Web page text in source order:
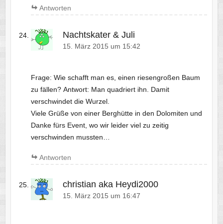
Antworten
Nachtskater & Juli
15. März 2015 um 15:42
Frage: Wie schafft man es, einen riesengroßen Baum
zu fällen? Antwort: Man quadriert ihn. Damit
verschwindet die Wurzel.
Viele Grüße von einer Berghütte in den Dolomiten und
Danke fürs Event, wo wir leider viel zu zeitig
verschwinden mussten…
Antworten
christian aka Heydi2000
15. März 2015 um 16:47